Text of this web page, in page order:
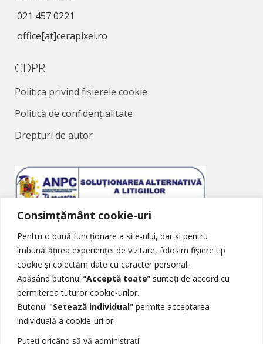
Consimțământ cookie-uri
Pentru o bună funcționare a site-ului, dar și pentru
îmbunătățirea experienței de vizitare, folosim fișiere tip
cookie și colectăm date cu caracter personal.
Apăsând butonul “Acceptă toate” sunteți de accord cu
permiterea tuturor cookie-urilor.
Butonul "Setează individual" permite acceptarea
individuală a cookie-urilor.
Puteți oricând să vă administrați
021 457 0221
office[at]cerapixel.ro
GDPR
Politica privind fișierele cookie
Politică de confidențialitate
Drepturi de autor
Soluționarea Alternativă a Litigiilor
Soluționarea Online a Litigiilor